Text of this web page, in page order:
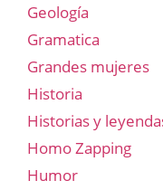
Geología
Gramatica
Grandes mujeres
Historia
Historias y
Homo Zapping
Humor